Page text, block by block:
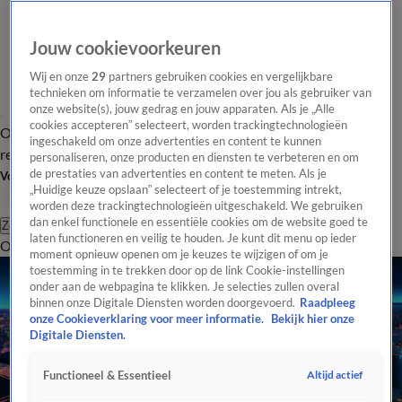
Overzicht Laatste nieuws Regionieuws Het beste van Hart
Tip de
redactie
Volg Hart van Nederland
Zoeken
OverzichtRegioUitzendingenWeerTip de redactiePanelVideo's
Jouw cookievoorkeuren
Wij en onze29 partners gebruiken cookies en vergelijkbare
technieken om informatie te verzamelen over jou als gebruiker van
onze website(s), jouw gedrag en jouw apparaten. Als je „Alle
cookies accepteren” selecteert, worden trackingtechnologieën
ingeschakeld om onze advertenties en content te kunnen
personaliseren, onze producten en diensten te verbeteren en om
de prestaties van advertenties en content te meten. Als je
„Huidige keuze opslaan” selecteert of je toestemming intrekt,
worden deze trackingtechnologieën uitgeschakeld. We gebruiken
dan enkel functionele en essentiële cookies om de website goed te
laten functioneren en veilig te houden. Je kunt dit menu op ieder
moment opnieuw openen om je keuzes te wijzigen of om je
toestemming in te trekken door op de link Cookie-instellingen
onder aan de webpagina te klikken. Je selecties zullen overal
binnen onze Digitale Diensten worden doorgevoerd. Raadpleeg
onze Cookieverklaring voor meer informatie.
Bekijk hier onze
Digitale Diensten.
Functioneel & Essentieel Altijd actief